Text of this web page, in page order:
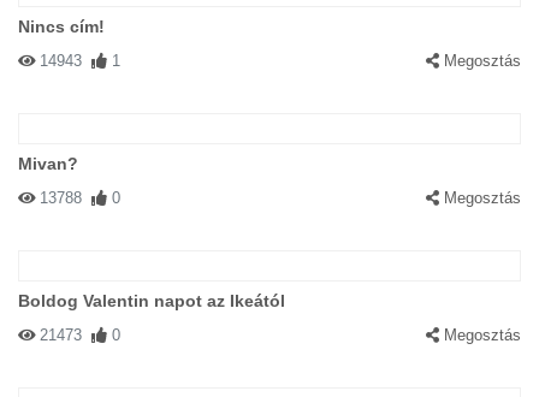
Nincs cím!
14943 1 Megosztás
Mivan?
13788 0 Megosztás
Boldog Valentin napot az Ikeától
21473 0 Megosztás